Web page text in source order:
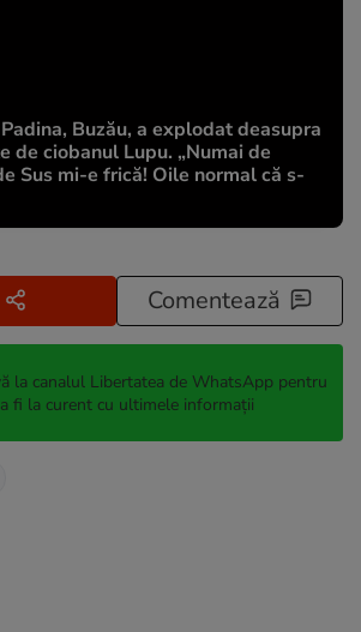
Buzău, a explodat deasupra
de ciobanul Lupu. „Numai de
Sus mi-e frică! Oile normal că s-
Comentează
la canalul Libertatea de WhatsApp pentru
a fi la curent cu ultimele informații